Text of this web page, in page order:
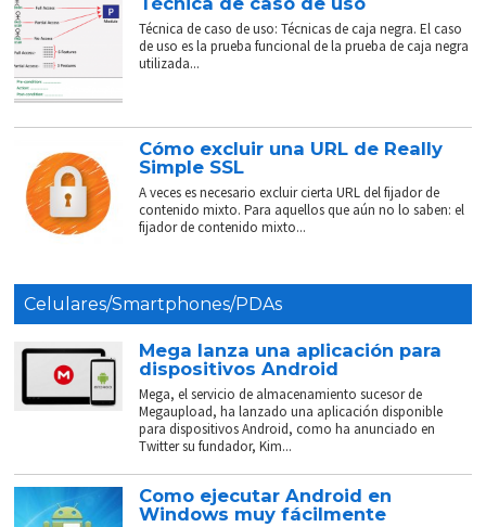
Técnica de caso de uso: Técnicas de caja negra. El caso
de uso es la prueba funcional de la prueba de caja negra
utilizada...
Cómo excluir una URL de Really
Simple SSL
A veces es necesario excluir cierta URL del fijador de
contenido mixto. Para aquellos que aún no lo saben: el
fijador de contenido mixto...
Celulares/Smartphones/PDAs
Mega lanza una aplicación para
dispositivos Android
Mega, el servicio de almacenamiento sucesor de
Megaupload, ha lanzado una aplicación disponible
para dispositivos Android, como ha anunciado en
Twitter su fundador, Kim...
Como ejecutar Android en
Windows muy fácilmente